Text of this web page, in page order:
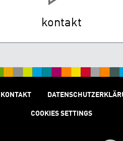
kontakt
KONTAKT
COOKIES SETTINGS